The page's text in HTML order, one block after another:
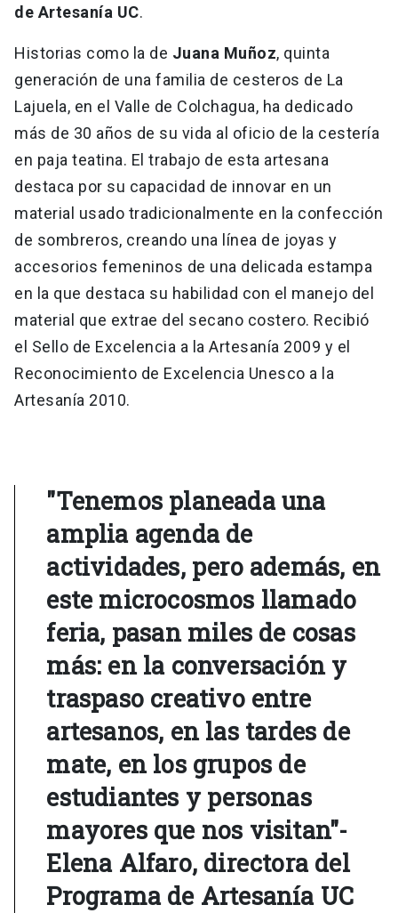
de Artesanía UC.
Historias como la de Juana Muñoz, quinta
generación de una familia de cesteros de La
Lajuela, en el Valle de Colchagua, ha dedicado
más de 30 años de su vida al oficio de la cestería
en paja teatina. El trabajo de esta artesana
destaca por su capacidad de innovar en un
material usado tradicionalmente en la confección
de sombreros, creando una línea de joyas y
accesorios femeninos de una delicada estampa
en la que destaca su habilidad con el manejo del
material que extrae del secano costero. Recibió
el Sello de Excelencia a la Artesanía 2009 y el
Reconocimiento de Excelencia Unesco a la
Artesanía 2010.
"Tenemos planeada una
amplia agenda de
actividades, pero además, en
este microcosmos llamado
feria, pasan miles de cosas
más: en la conversación y
traspaso creativo entre
artesanos, en las tardes de
mate, en los grupos de
estudiantes y personas
mayores que nos visitan"-
Elena Alfaro, directora del
Programa de Artesanía UC